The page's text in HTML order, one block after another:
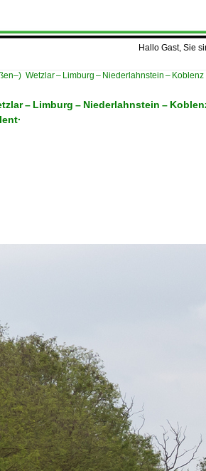
Hallo Gast, Sie
Wetzlar – Limburg – Niederlahnstein –
– Limburg – Niederlahnstein –